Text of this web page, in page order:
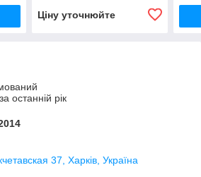
Ціну уточнюйте
останній рік
37, Харків, Україна